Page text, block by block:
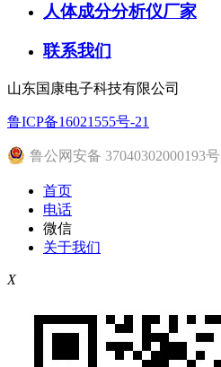
人体成分分析仪厂家
联系我们
山东国康电子科技有限公司
鲁ICP备16021555号-21
鲁公网安备 37040302000193号
首页
电话
微信
关于我们
X